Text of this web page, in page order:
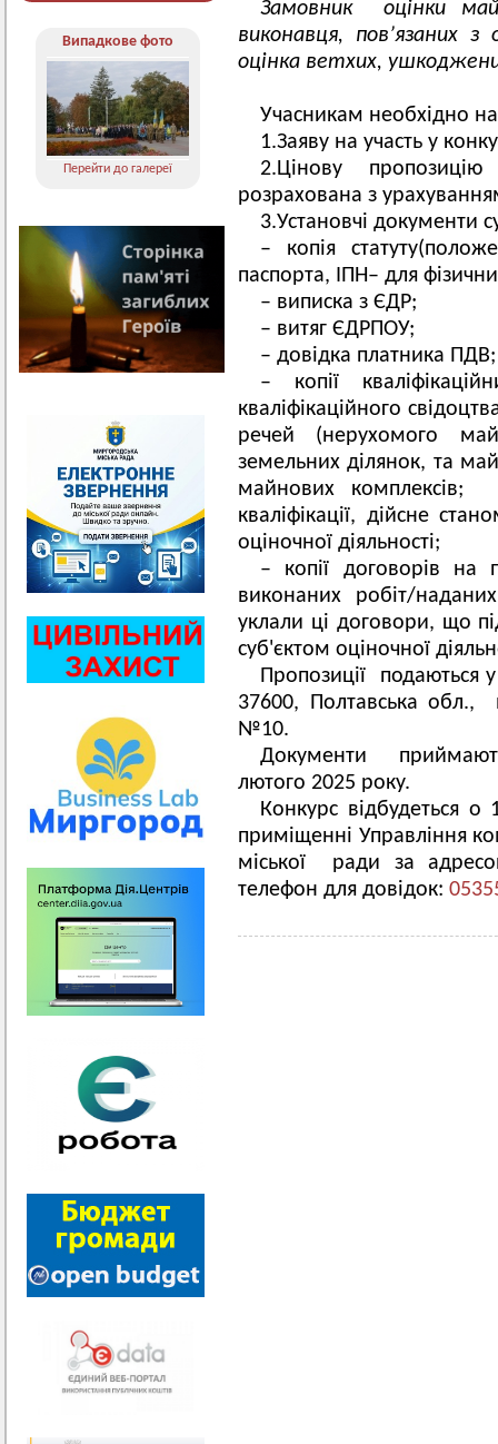
Випадкове фото
Перейти до галереї
Замовник оцінки
виконавця, пов’язаних
оцінка ветхих,
Учасникам необхідно
1.Заяву на участь у
2.Цінову
розрахована з
3.Установчі документи
– копія
паспорта, ІПН– для
– виписка з ЄДР;
– витяг ЄДРПОУ;
– довідка платника ПДВ;
– копії
кваліфікаційного
речей (нерухомого
земельних ділянок, та
майнових комплексів;
кваліфікації, дійсне
оціночної діяльності;
– копії договорів на
виконаних робіт/
уклали ці договори, що
суб'єктом оціночної
Пропозиції подаються
37600, Полтавська
№10.
Документи
лютого 2025 року.
Конкурс відбудеться
приміщенні Управління
міської ради за
телефон для довідок: